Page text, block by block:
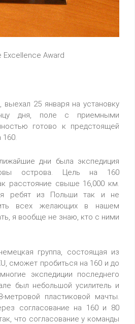
Excellence Award
выехал 25 января на установку
дня, поле с приемными
готово к предстоящей
160.
дни была экспедиция
острова. Цель на 160
расстояние свыше 16,000 км.
ребят из Польши так и не
всех желающих в нашем
я вообще не знаю, кто с ними
группа, состоящая из
сможет пробиться на 160 и до
экспедиции последнего
был небольшой усилитель и
метровой пластиковой мачты.
согласование на 160 и 80
что согласование у команды